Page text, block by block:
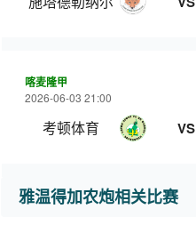
喀麦隆甲
2026-06-03 21:00
考顿体育 VS
雅温得加农炮相关比赛